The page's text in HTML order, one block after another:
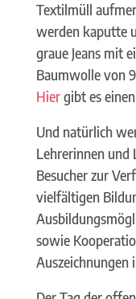
Textilmüll
werden kaputte
graue Jeans mit
Baumwolle von
Hiergibt es
Und natürlich
Lehrerinnen und
Besucher zur
vielfältigen
sowie
Auszeichnungen